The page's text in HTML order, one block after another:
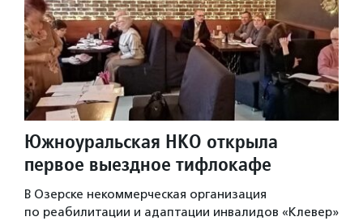
Южноуральская НКО открыла
первое выездное тифлокафе
В Озерске некоммерческая организация
по реабилитации и адаптации инвалидов «Клевер»